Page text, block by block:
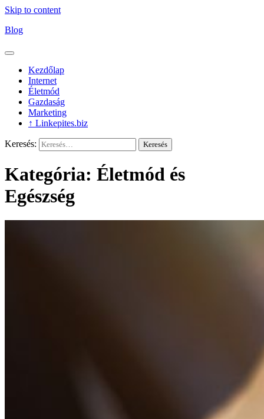
Skip to content
Blog
Kezdőlap
Internet
Életmód
Gazdaság
Marketing
↑ Linkepites.biz
Keresés:
Kategória: Életmód és
Egészség